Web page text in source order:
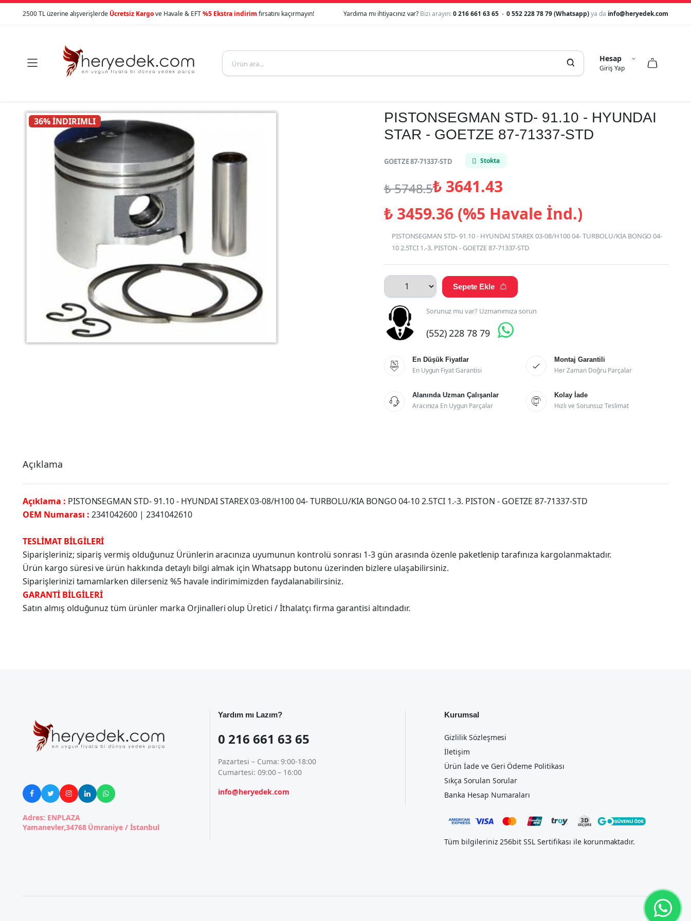
2500 TL üzerine alışverişlerde Ücretsiz Kargove Havale & EFT%5 Ekstra indirim fırsatını kaçırmayın! Yardıma mı ihtiyacınız var? Bizi arayın:0 216 661 63 65 -0 552 228 78 79 (Whatsapp)ya da info@heryedek.com
  Hesap
Giriş Yap
 
36% İNDIRIMLI
PISTONSEGMAN STD- 91.10 - HYUNDAI
STAR - GOETZE 87-71337-STD
GOETZE 87-71337-STD Stokta
₺5748.5₺ 3641.43
₺3459.36 (%5 Havale İnd.)
PISTONSEGMAN STD- 91.10 - HYUNDAI STAREX 03-08/H100 04- TURBOLU/KIA BONGO 04-
10 2.5TCI 1.-3. PISTON - GOETZE 87-71337-STD
Sepete Ekle 
Sorunuz mu var? Uzmanımıza sorun
(552) 228 78 79 

En Düşük Fiyatlar
En Uygun Fiyat Garantisi 
Montaj Garantili
Her Zaman Doğru Parçalar

Alanında Uzman Çalışanlar
Aracınıza En Uygun Parçalar 
Kolay İade
Hızlı ve Sorunsuz Teslimat
Açıklama
Açıklama : PISTONSEGMAN STD- 91.10 - HYUNDAI STAREX 03-08/H100 04- TURBOLU/KIA BONGO 04-10 2.5TCI 1.-3. PISTON - GOETZE 87-71337-STD
OEM Numarası : 2341042600 | 2341042610
TESLİMAT BİLGİLERİ
Siparişleriniz; sipariş vermiş olduğunuz Ürünlerin aracınıza uyumunun kontrolü sonrası 1-3 gün arasında özenle paketlenip tarafınıza kargolanmaktadır.
Ürün kargo süresi ve ürün hakkında detaylı bilgi almak için Whatsapp butonu üzerinden bizlere ulaşabilirsiniz.
Siparişlerinizi tamamlarken dilerseniz %5 havale indirimimizden faydalanabilirsiniz.
GARANTİ BİLGİLERİ
Satın almış olduğunuz tüm ürünler marka Orjinalleri olup Üretici / İthalatçı firma garantisi altındadır.
    
Adres: ENPLAZA
Yamanevler,34768 Ümraniye / İstanbul
Yardım mı Lazım?
0 216 661 63 65
Pazartesi – Cuma: 9:00-18:00
Cumartesi: 09:00 – 16:00
info@heryedek.com
Kurumsal
Gizlilik Sözleşmesi
İletişim
Ürün İade ve Geri Ödeme Politikası
Sıkça Sorulan Sorular
Banka Hesap Numaraları
Tüm bilgileriniz 256bit SSL Sertifikası ile korunmaktadır.